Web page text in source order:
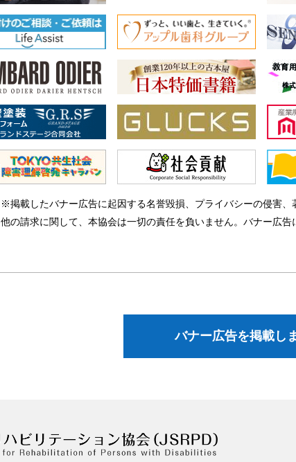
※掲載したバナー広告に起因する名誉毀損、プライバシーの侵害
他の請求に関して、本協会は一切の責任を負いません。バナー広告
バナー広告を掲載し